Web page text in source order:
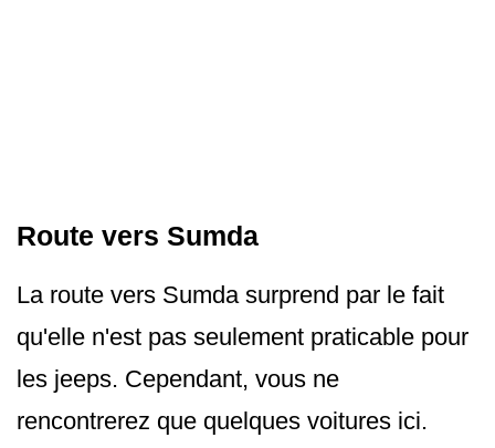
Route vers Sumda
La route vers Sumda surprend par le fait
qu'elle n'est pas seulement praticable pour
les jeeps. Cependant, vous ne
rencontrerez que quelques voitures ici.